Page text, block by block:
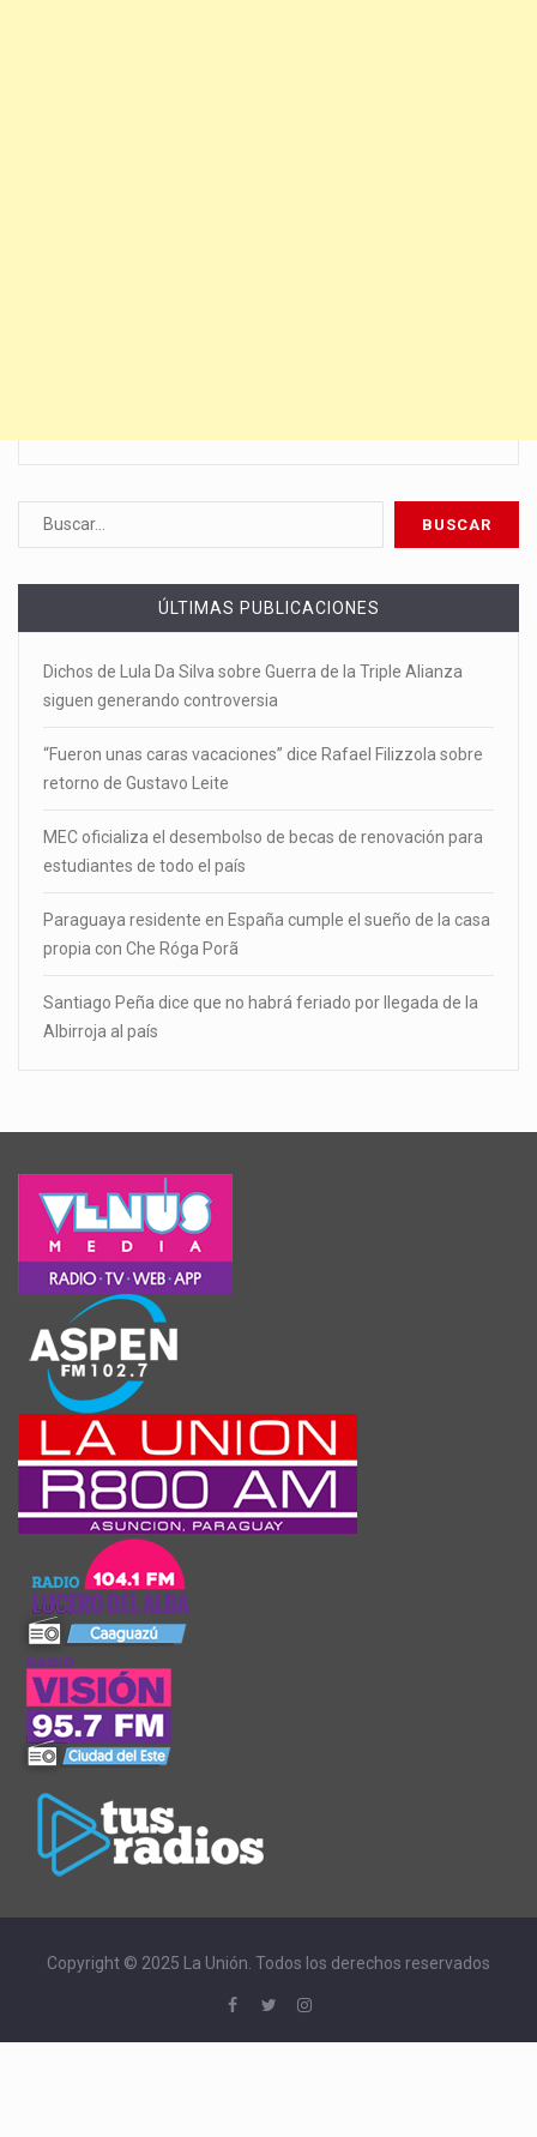
ÚLTIMAS PUBLICACIONES
Dichos de Lula Da Silva sobre Guerra de la Triple Alianza
siguen generando controversia
“Fueron unas caras vacaciones” dice Rafael Filizzola sobre
retorno de Gustavo Leite
MEC oficializa el desembolso de becas de renovación para
estudiantes de todo el país
Paraguaya residente en España cumple el sueño de la casa
propia con Che Róga Porã
Santiago Peña dice que no habrá feriado por llegada de la
Albirroja al país
Copyright © 2025 La Unión. Todos los derechos reservados